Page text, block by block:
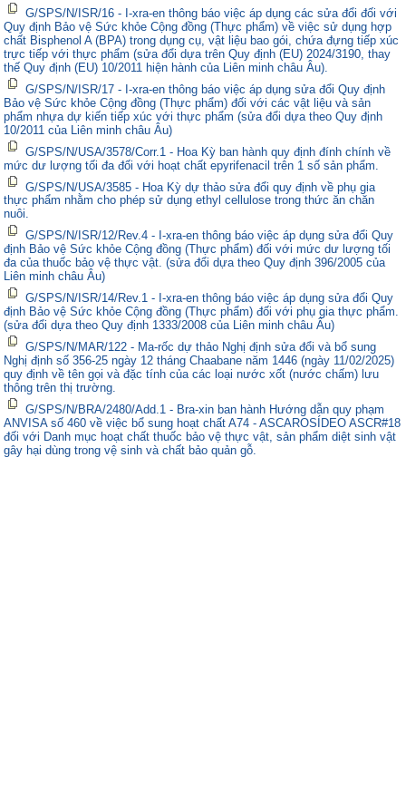
G/SPS/N/ISR/16 - I-xra-en thông báo việc áp dụng các sửa đổi đối với
Quy định Bảo vệ Sức khỏe Cộng đồng (Thực phẩm) về việc sử dụng hợp
chất Bisphenol A (BPA) trong dụng cụ, vật liệu bao gói, chứa đựng tiếp xúc
trực tiếp với thực phẩm (sửa đổi dựa trên Quy định (EU) 2024/3190, thay
thế Quy định (EU) 10/2011 hiện hành của Liên minh châu Âu).
G/SPS/N/ISR/17 - I-xra-en thông báo việc áp dụng sửa đổi Quy định
Bảo vệ Sức khỏe Cộng đồng (Thực phẩm) đối với các vật liệu và sản
phẩm nhựa dự kiến tiếp xúc với thực phẩm (sửa đổi dựa theo Quy định
10/2011 của Liên minh châu Âu)
G/SPS/N/USA/3578/Corr.1 - Hoa Kỳ ban hành quy định đính chính về
mức dư lượng tối đa đối với hoạt chất epyrifenacil trên 1 số sản phẩm.
G/SPS/N/USA/3585 - Hoa Kỳ dự thảo sửa đổi quy định về phụ gia
thực phẩm nhằm cho phép sử dụng ethyl cellulose trong thức ăn chăn
nuôi.
G/SPS/N/ISR/12/Rev.4 - I-xra-en thông báo việc áp dụng sửa đổi Quy
định Bảo vệ Sức khỏe Cộng đồng (Thực phẩm) đối với mức dư lượng tối
đa của thuốc bảo vệ thực vật. (sửa đổi dựa theo Quy định 396/2005 của
Liên minh châu Âu)
G/SPS/N/ISR/14/Rev.1 - I-xra-en thông báo việc áp dụng sửa đổi Quy
định Bảo vệ Sức khỏe Cộng đồng (Thực phẩm) đối với phụ gia thực phẩm.
(sửa đổi dựa theo Quy định 1333/2008 của Liên minh châu Âu)
G/SPS/N/MAR/122 - Ma-rốc dự thảo Nghị định sửa đổi và bổ sung
Nghị định số 356-25 ngày 12 tháng Chaabane năm 1446 (ngày 11/02/2025)
quy định về tên gọi và đặc tính của các loại nước xốt (nước chấm) lưu
thông trên thị trường.
G/SPS/N/BRA/2480/Add.1 - Bra-xin ban hành Hướng dẫn quy phạm
ANVISA số 460 về việc bổ sung hoạt chất A74 - ASCAROSÍDEO ASCR#18
đối với Danh mục hoạt chất thuốc bảo vệ thực vật, sản phẩm diệt sinh vật
gây hại dùng trong vệ sinh và chất bảo quản gỗ.